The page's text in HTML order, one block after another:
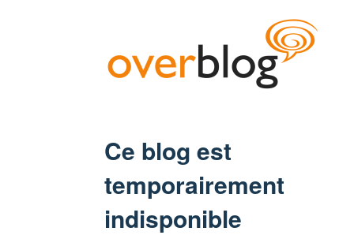
Ce blog est
temporairement
indisponible